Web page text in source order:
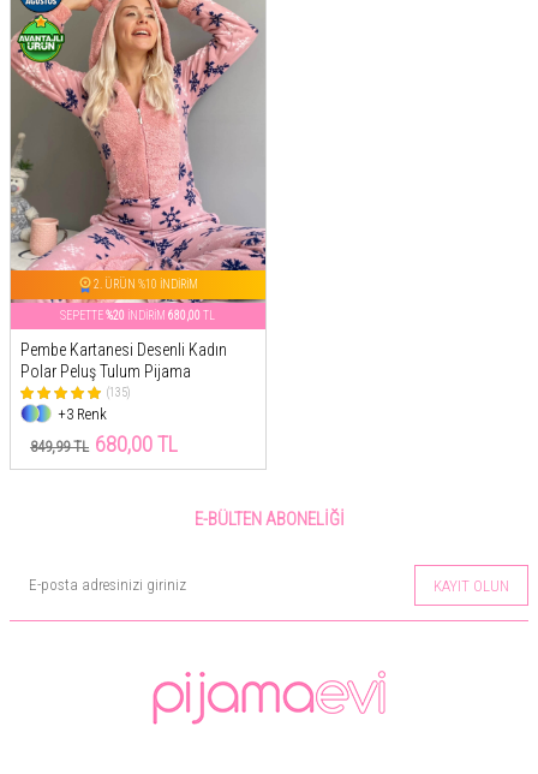
2. ÜRÜN %10 İNDİRİM
SEPETTE%20 İNDİRİM680,00 TL
Pembe Kartanesi Desenli Kadın
Polar Peluş Tulum Pijama
(135)
+3 Renk
849,99 TL 680,00 TL
E-BÜLTEN ABONELIĞI
KAYIT OLUN